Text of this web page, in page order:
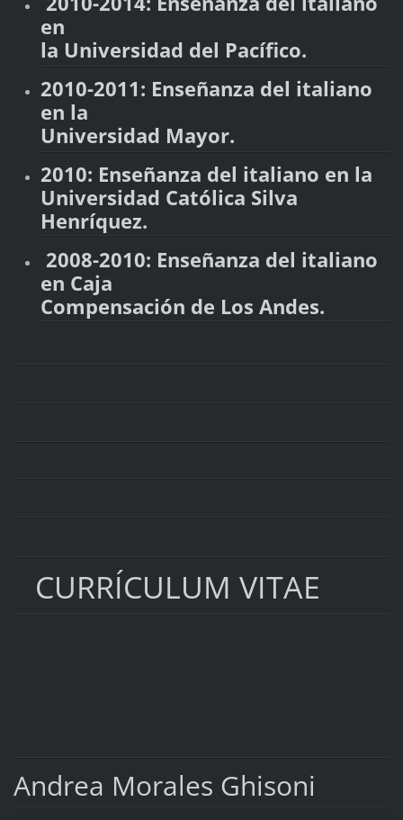
en
la Universidad del Pacífico.
2010-2011: Enseñanza del italiano
en la
Universidad Mayor.
2010: Enseñanza del italiano en la
Universidad Católica Silva
Henríquez.
2008-2010: Enseñanza del italiano
en Caja
Compensación de Los Andes.
CURRÍCULUM VITAE
Andrea Morales Ghisoni